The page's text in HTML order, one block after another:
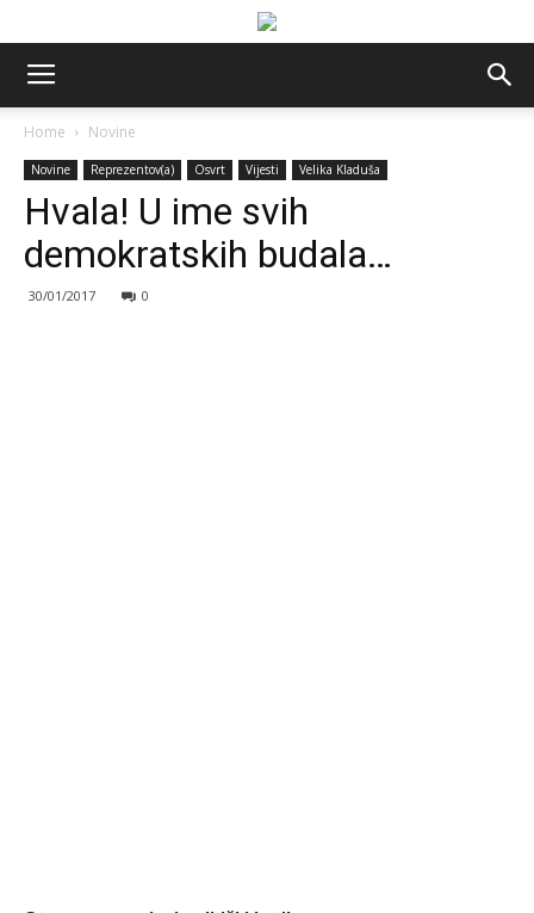
Home Novine
Novine Reprezentov(a) Osvrt Vijesti Velika Kladuša
Hvala! U ime svih
demokratskih budala…
30/01/2017 0